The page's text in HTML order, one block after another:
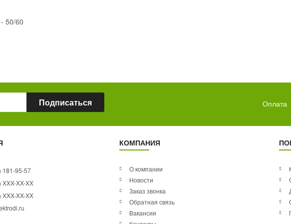
50/60
Подписаться Оплата
181-95-57
XX-XX
XX-XX
КОМПАНИЯ
О компании
Новости
Заказ звонка
Обратная связь
Вакансии